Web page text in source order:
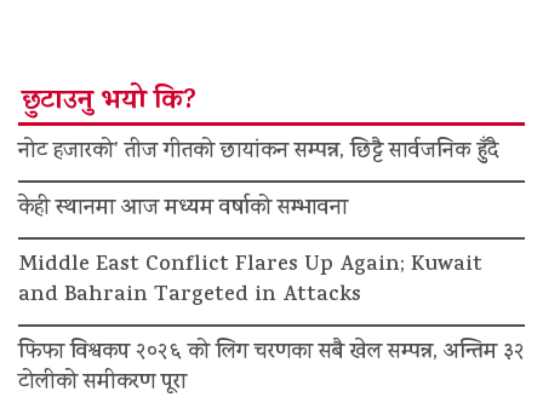
छुटाउनु भयो कि?
नोट हजारको’ तीज गीतको छायांकन सम्पन्न, छिट्टै सार्वजनिक हुँदै
केही स्थानमा आज मध्यम वर्षाको सम्भावना
Middle East Conflict Flares Up Again; Kuwait
and Bahrain Targeted in Attacks
फिफा विश्वकप २०२६ को लिग चरणका सबै खेल सम्पन्न, अन्तिम ३२
टोलीको समीकरण पूरा